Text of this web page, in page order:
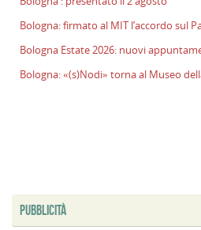
Bologna: firmato al MIT l’accordo sul
Bologna Estate 2026: nuovi
Bologna: «(s)Nodi» torna al Museo
PUBBLICITÀ